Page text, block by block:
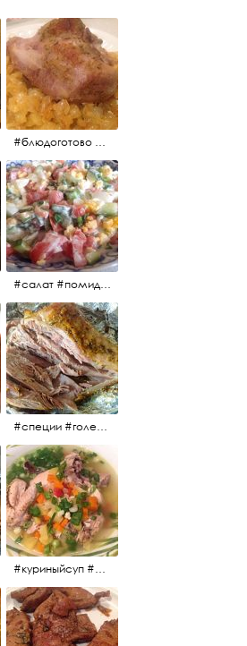
#блюдоготово #можнокушать #простолук #лук #индейкавфольге #мясоиндейки
#салат #помидоры #яйцо #огурцы #зелень #кинза #петрушка #укроп #сметана #соль #витамины
#специи #голень #голеньиндейки #индейка #мясо #еда #завтрак #голеньиндейкивфольге
#куриныйсуп #еда #ужин #можнокушать